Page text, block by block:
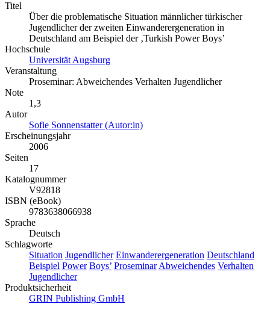
Titel
Über die problematische Situation männlicher türkischer
Jugendlicher der zweiten Einwanderergeneration in
Deutschland am Beispiel der ‚Turkish Power Boys’
Hochschule
Universität Augsburg
Veranstaltung
Proseminar: Abweichendes Verhalten Jugendlicher
Note
1,3
Autor
Sofie Sonnenstatter (Autor:in)
Erscheinungsjahr
2006
Seiten
17
Katalognummer
V92818
ISBN (eBook)
9783638066938
Sprache
Deutsch
Schlagworte
Situation Jugendlicher Einwanderergeneration Deutschland
Beispiel Power Boys’ Proseminar Abweichendes Verhalten
Jugendlicher
Produktsicherheit
GRIN Publishing GmbH